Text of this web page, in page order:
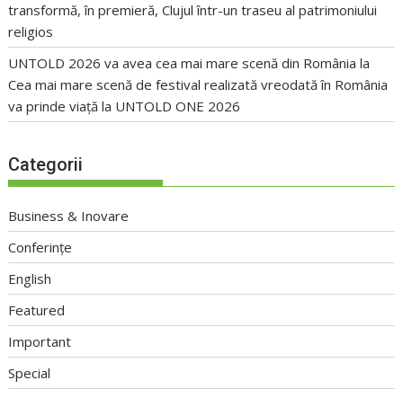
transformă, în premieră, Clujul într-un traseu al patrimoniului
religios
UNTOLD 2026 va avea cea mai mare scenă din România la
Cea mai mare scenă de festival realizată vreodată în România
va prinde viață la UNTOLD ONE 2026
Categorii
Business & Inovare
Conferințe
English
Featured
Important
Special